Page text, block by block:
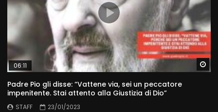
06:11
Padre Pio gli disse: “Vattene via, sei un peccatore
impenitente. Stai attento alla Giustizia di Dio”
STAFF
23/01/2023